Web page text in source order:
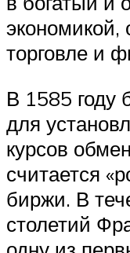
экономикой,
торговле и
В 1585 году
для
курсов
считается
биржи. В
столетий